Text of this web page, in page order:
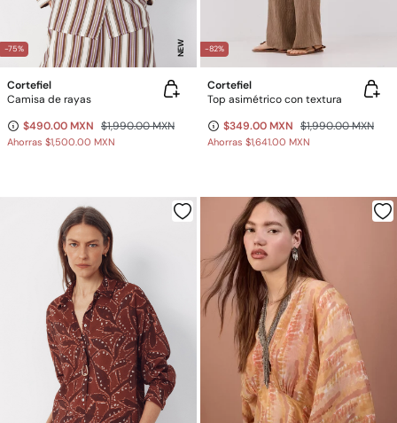
-75% NEW
Cortefiel
Camisa de rayas
$490.00 MXN $1,990.00 MXN
Ahorras $1,500.00 MXN
-82%
Cortefiel
Top asimétrico con textura
$349.00 MXN $1,990.00 MXN
Ahorras $1,641.00 MXN